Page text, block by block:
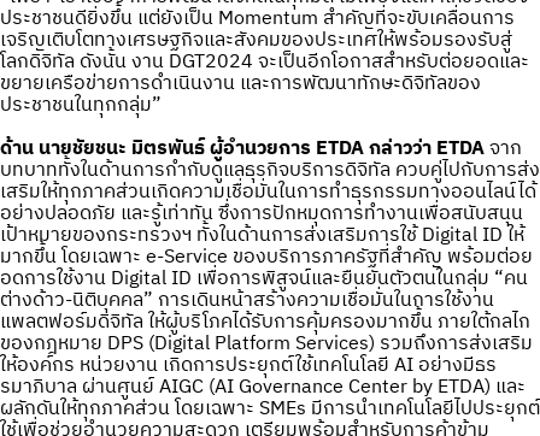
ประชาชนดียิ่งขึ้น แต่ยังเป็น Momentum สำคัญที่จะขับเคลื่อนการ
เจริญเติบโตทางเศรษฐกิจและสังคมของประเทศให้พร้อมรองรับสู่
โลกดิจิทัล ดังนั้น งาน DGT2024 จะเป็นอีกโอกาสสำหรับต่อยอดและ
ขยายเครือข่ายการดำเนินงาน และการพัฒนาทักษะดิจิทัลของ
ประชาชนในทุกกลุ่ม”
ด้านนายชัยชนะ มิตรพันธ์ ผู้อำนวยการ ETDA กล่าวว่า ETDAจาก
บทบาททั้งในด้านการกำกับดูแลธุรกิจบริการดิจิทัล ควบคู่ไปกับการส่ง
เสริมให้ทุกภาคส่วนเกิดความเชื่อมั่นในการทำธุรกรรมทางออนไลน์ได้
อย่างปลอดภัย และรู้เท่าทัน ซึ่งการปักหมุดการทำงานเพื่อสนับสนุน
เป้าหมายของกระทรวงฯ ทั้งในด้านการส่งเสริมการใช้ Digital ID ให้
มากขึ้น โดยเฉพาะ e-Service ของบริการภาครัฐที่สำคัญ พร้อมต่อย
อดการใช้งาน Digital ID เพื่อการพิสูจน์และยืนยันตัวตนในกลุ่ม “คน
ต่างด้าว-นิติบุคคล” การเดินหน้าสร้างความเชื่อมั่นในการใช้งาน
แพลตฟอร์มดิจิทัล ให้ผู้บริโภคได้รับการคุ้มครองมากขึ้น ภายใต้กลไก
ของกฎหมาย DPS (Digital Platform Services) รวมถึงการส่งเสริม
ให้องค์กร หน่วยงาน เกิดการประยุกต์ใช้เทคโนโลยี AI อย่างมีธร
รมาภิบาล ผ่านศูนย์ AIGC (AI Governance Center by ETDA) และ
ผลักดันให้ทุกภาคส่วน โดยเฉพาะ SMEs มีการนำเทคโนโลยีไปประยุกต์